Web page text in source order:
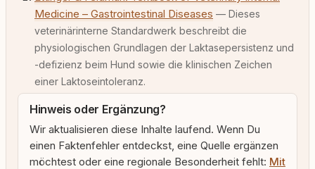
Medicine – Gastrointestinal Diseases — Dieses
veterinärinterne Standardwerk beschreibt die
physiologischen Grundlagen der Laktasepersistenz und
-defizienz beim Hund sowie die klinischen Zeichen
einer Laktoseintoleranz.
Hinweis oder Ergänzung?
Wir aktualisieren diese Inhalte laufend. Wenn Du
einen Faktenfehler entdeckst, eine Quelle ergänzen
möchtest oder eine regionale Besonderheit fehlt: Mit